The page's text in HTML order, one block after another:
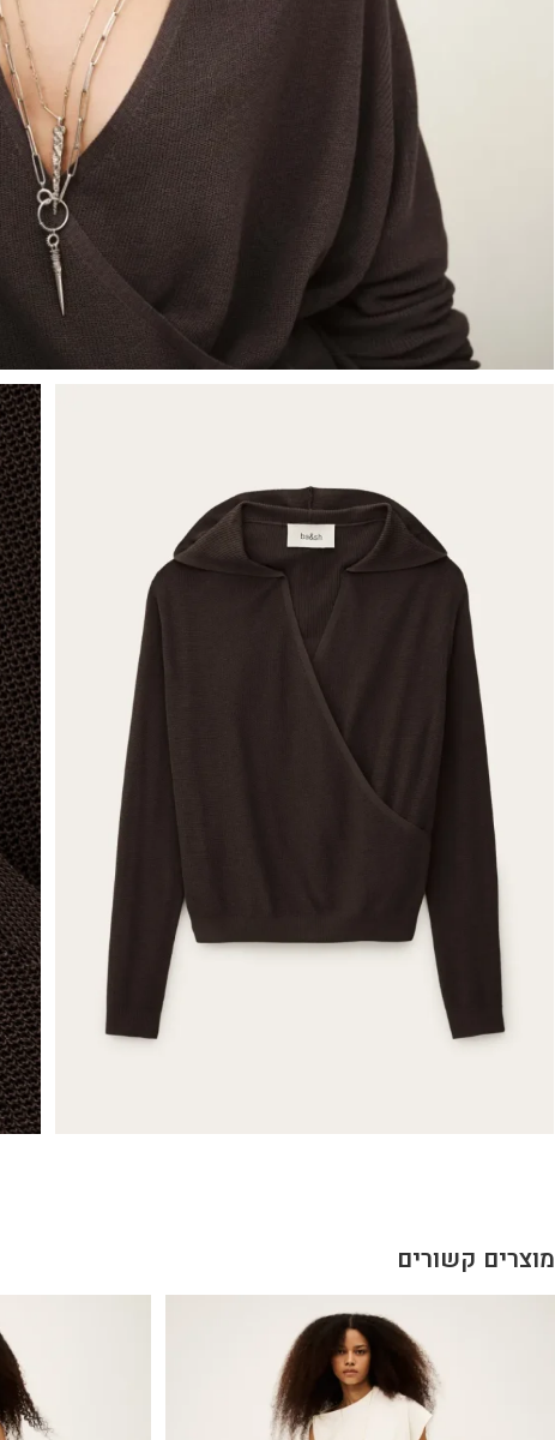
מוצרים קשורים